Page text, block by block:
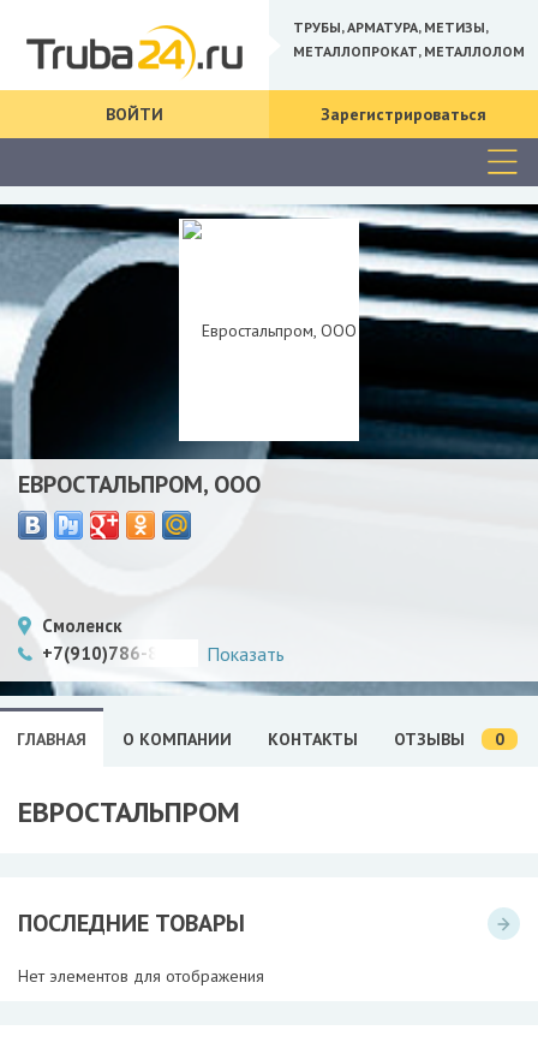
ТРУБЫ, АРМАТУРА, МЕТИЗЫ,
МЕТАЛЛОПРОКАТ, МЕТАЛЛОЛОМ
ВОЙТИ Зарегистрироваться
ЕВРОСТАЛЬПРОМ, ООО
Смоленск
+7(910)786-81-91
Показать
ГЛАВНАЯ О КОМПАНИИ КОНТАКТЫ ОТЗЫВЫ 0
ЕВРОСТАЛЬПРОМ
ПОСЛЕДНИЕ ТОВАРЫ
Нет элементов для отображения